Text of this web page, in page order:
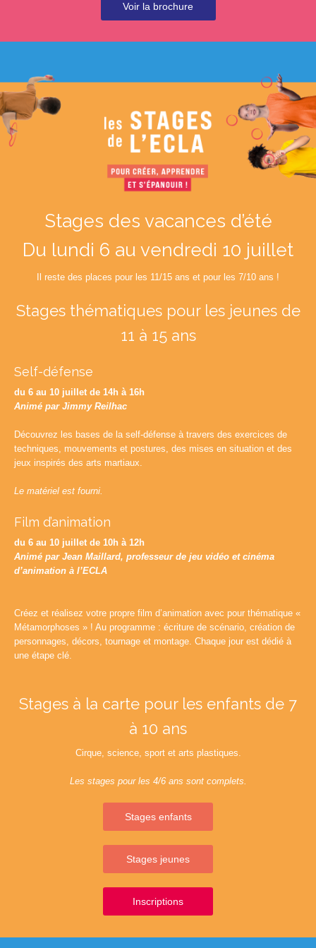
Voir la brochure
Stages des vacances d’été
Du lundi 6 au vendredi 10 juillet
Il reste des places pour les 11/15 ans et pour les 7/10 ans !
Stages thématiques pour les jeunes de
11 à 15 ans
Self-défense
du 6 au 10 juillet de 14h à 16h
Animé par Jimmy Reilhac
Découvrez les bases de la self-défense à travers des exercices de
techniques, mouvements et postures, des mises en situation et des
jeux inspirés des arts martiaux.
Le matériel est fourni.
Film d’animation
du 6 au 10 juillet de 10h à 12h
Animé par Jean Maillard, professeur de jeu vidéo et cinéma
d’animation à l’ECLA
Créez et réalisez votre propre film d’animation avec pour thématique «
Métamorphoses » ! Au programme : écriture de scénario, création de
personnages, décors, tournage et montage. Chaque jour est dédié à
une étape clé.
Stages à la carte pour les enfants de 7
à 10 ans
Cirque, science, sport et arts plastiques.
Les stages pour les 4/6 ans sont complets.
Stages enfants
Stages jeunes
Inscriptions